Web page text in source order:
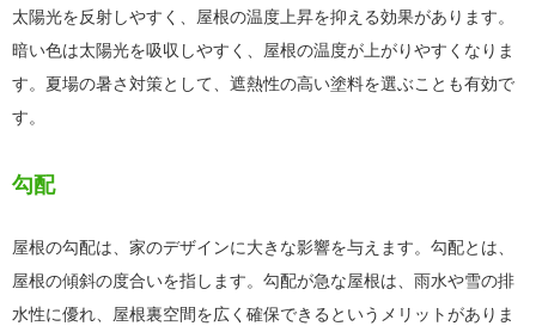
太陽光を反射しやすく、屋根の温度上昇を抑える効果があります。
暗い色は太陽光を吸収しやすく、屋根の温度が上がりやすくなりま
す。夏場の暑さ対策として、遮熱性の高い塗料を選ぶことも有効で
す。
勾配
屋根の勾配は、家のデザインに大きな影響を与えます。勾配とは、
屋根の傾斜の度合いを指します。勾配が急な屋根は、雨水や雪の排
水性に優れ、屋根裏空間を広く確保できるというメリットがありま